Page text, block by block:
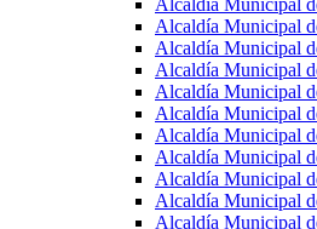
Alcaldía Municipal
Alcaldía Municipal
Alcaldía Municipal
Alcaldía Municipal
Alcaldía Municipal
Alcaldía Municipal
Alcaldía Municipal
Alcaldía Municipal
Alcaldía Municipal
Alcaldía Municipal
Alcaldía Municipal